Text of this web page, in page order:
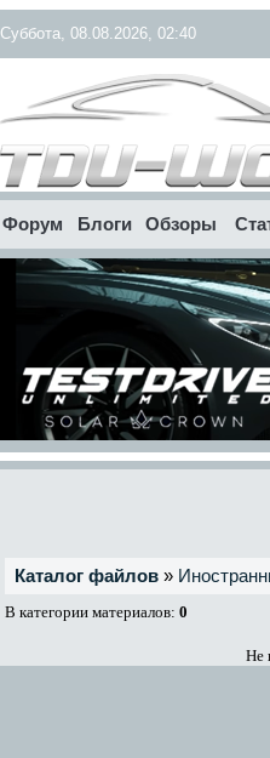
Суббота, 08.08.2026, 02:40
Форум Блоги Обзоры
Каталог файлов »
В категории материалов: 0
Не